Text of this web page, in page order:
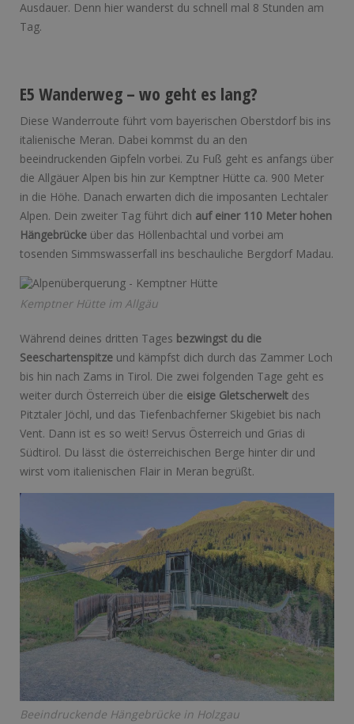
Ausdauer. Denn hier wanderst du schnell mal 8 Stunden am
Tag.
E5 Wanderweg – wo geht es lang?
Diese Wanderroute führt vom bayerischen Oberstdorf bis ins
italienische Meran. Dabei kommst du an den
beeindruckenden Gipfeln vorbei. Zu Fuß geht es anfangs über
die Allgäuer Alpen bis hin zur Kemptner Hütte ca. 900 Meter
in die Höhe. Danach erwarten dich die imposanten Lechtaler
Alpen. Dein zweiter Tag führt dich auf einer 110 Meter hohen
Hängebrücke über das Höllenbachtal und vorbei am
tosenden Simmswasserfall ins beschauliche Bergdorf Madau.
Kemptner Hütte im Allgäu
Während deines dritten Tages bezwingst du die
Seeschartenspitze und kämpfst dich durch das Zammer Loch
bis hin nach Zams in Tirol. Die zwei folgenden Tage geht es
weiter durch Österreich über die eisige Gletscherwelt des
Pitztaler Jöchl, und das Tiefenbachferner Skigebiet bis nach
Vent. Dann ist es so weit! Servus Österreich und Grias di
Südtirol. Du lässt die österreichischen Berge hinter dir und
wirst vom italienischen Flair in Meran begrüßt.
Beeindruckende Hängebrücke in Holzgau